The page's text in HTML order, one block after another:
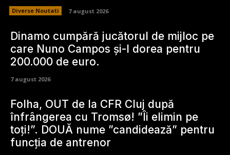
Diverse Noutati 7 august 2026
Dinamo cumpără jucătorul de mijloc pe
care Nuno Campos și-l dorea pentru
200.000 de euro.
7 august 2026
Folha, OUT de la CFR Cluj după
înfrângerea cu Tromsø! ”Îi elimin pe
toți!”. DOUĂ nume ”candidează” pentru
funcția de antrenor